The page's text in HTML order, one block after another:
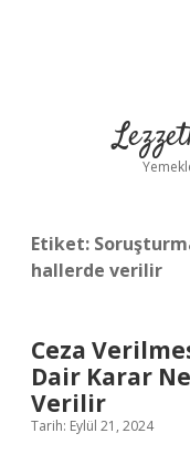
Etiket:
hallerde verilir
Ceza
Dair Karar
Verilir
Tarih: Eylül 21, 2024